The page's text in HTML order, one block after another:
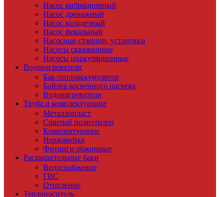
Насос вибрационный
Насос дренажный
Насос колодезный
Насос фекальный
Насосные станции, установки
Насосы скважинные
Насосы циркуляционные
Водонагреватели
Бак-теплоаккумулятор
Бойлер косвенного нагрева
Водонагреватели
Труба и комплектующие
Металлопласт
Сшитый полиэтилен
Комплектующие
Нержавейка
Фитинги обжимные
Расширительные баки
Водоснабжение
ГВС
Отопление
Теплоноситель